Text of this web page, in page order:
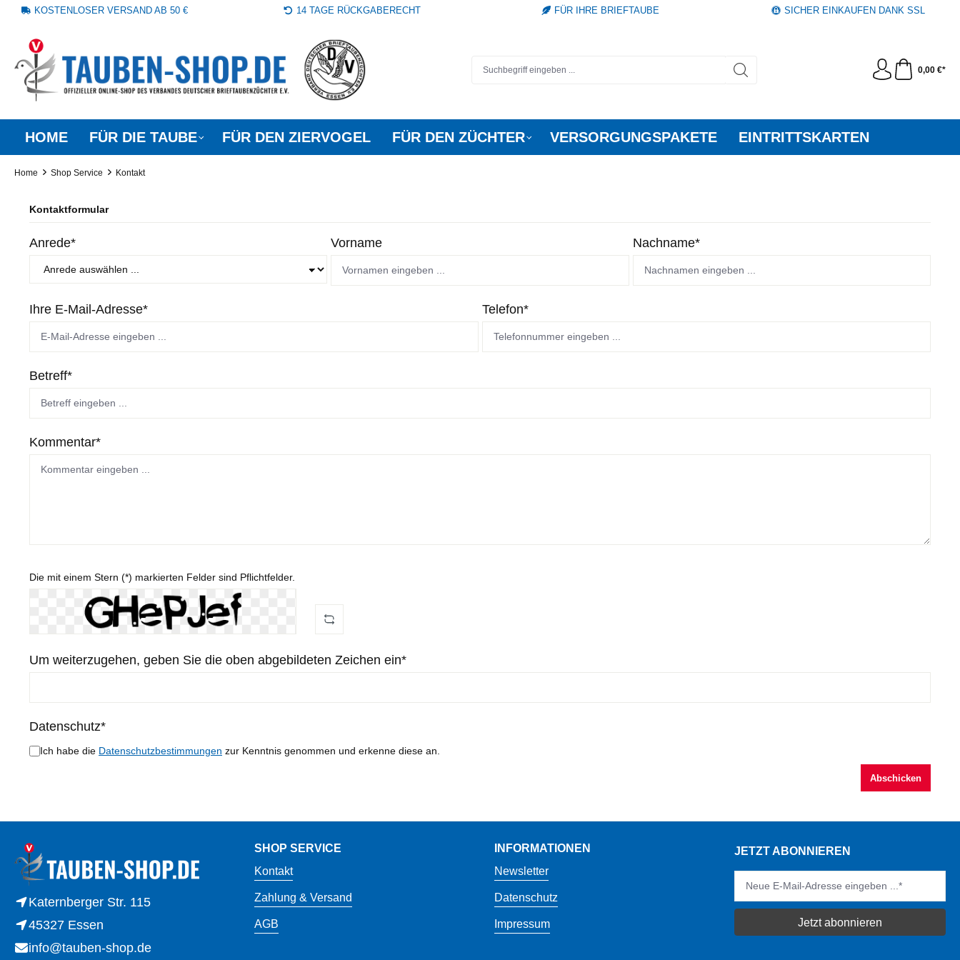
Zur Hauptnavigation springen
KOSTENLOSER VERSAND AB 50 € 14 TAGE RÜCKGABERECHT FÜR IHRE BRIEFTAUBE SICHER EINKAUFEN DANK SSL
0,00 €*
HOME FÜR DIE TAUBE FÜR DEN ZIERVOGEL FÜR DEN ZÜCHTER VERSORGUNGSPAKETE EINTRITTSKARTEN
Home Shop Service Kontakt
Kontaktformular
Anrede* Vorname Nachname*
Ihre E-Mail-Adresse* Telefon*
Betreff*
Kommentar*
Die mit einem Stern (*) markierten Felder sind Pflichtfelder.
Um weiterzugehen, geben Sie die oben abgebildeten Zeichen ein*
Datenschutz*
Ich habe die Datenschutzbestimmungen zur Kenntnis genommen und erkenne diese an.
Abschicken
Katernberger Str. 115
45327 Essen
info@tauben-shop.de
SHOP SERVICE
Kontakt
Zahlung & Versand
AGB
INFORMATIONEN
Newsletter
Datenschutz
Impressum
JETZT ABONNIEREN
Jetzt abonnieren